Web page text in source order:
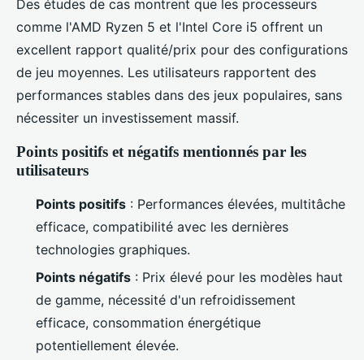
Des études de cas montrent que les processeurs
comme l'AMD Ryzen 5 et l'Intel Core i5 offrent un
excellent rapport qualité/prix pour des configurations
de jeu moyennes. Les utilisateurs rapportent des
performances stables dans des jeux populaires, sans
nécessiter un investissement massif.
Points positifs et négatifs mentionnés par les
utilisateurs
Points positifs : Performances élevées, multitâche
efficace, compatibilité avec les dernières
technologies graphiques.
Points négatifs : Prix élevé pour les modèles haut
de gamme, nécessité d'un refroidissement
efficace, consommation énergétique
potentiellement élevée.